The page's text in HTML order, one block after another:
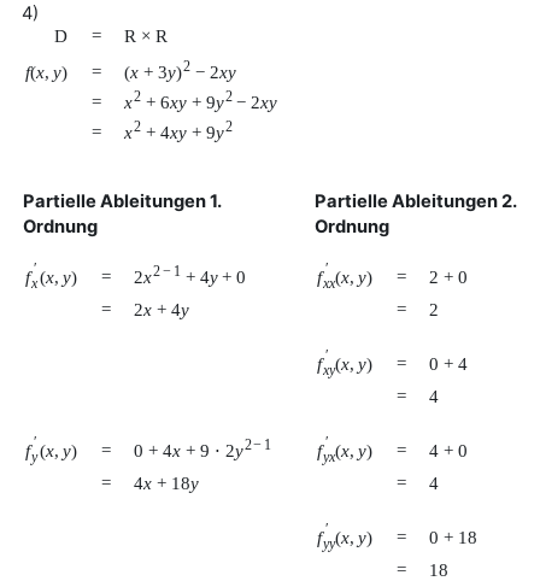
4)
D = R × R
f(x, y) = (x + 3y)2 − 2xy
=
x2 + 6xy + 9y2 − 2xy
=
x2 + 4xy + 9y2
Partielle Ableitungen 1.
Ordnung
Partielle Ableitungen 2.
Ordnung
f ′
x(x, y) = 2x2− 1 + 4y + 0
=
2x + 4y
f ′
xx(x, y) = 2 + 0
=
2
f ′
xy(x, y) = 0 + 4
=
4
f ′
y(x, y) = 0 + 4x + 9 ⋅ 2y2− 1
= 4x + 18y
f ′
yx(x, y) = 4 + 0
=
4
f ′
yy(x, y) = 0 + 18
=
18